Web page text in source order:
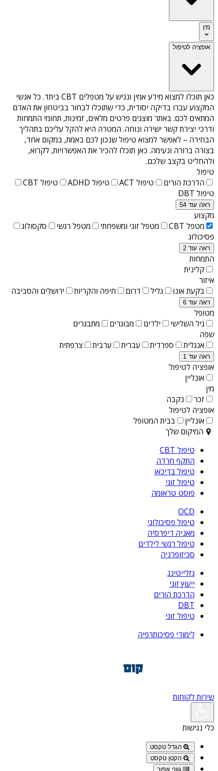
מין
אופציה לטיפול
כאן תוכלו למצוא מידע אמין ונגיש על מטפלים CBT ביתד
. כל אנשי
המקצוע עברו בדיקה יסודית, כדי שתוכלו לבחור בביטחון את האדם
המתאים לכם. באתר מוצגים פרטים מלאים, זמינות, תחומי התמחות
ודרכי יצירת קשר ישירה ונוחה. המטרה היא להקל עליכם בתהליך
הבחירה – לאפשר למצוא טיפול שנכון לכם באמת, במקום אחד,
בצורה ברורה ונעימה. כאן תוכלו להכיר את האפשרויות, לקרוא,
ולהחליט בקצב שלכם.
טיפול
הדרכת הורים
טיפול ACT טיפול ADHD
טיפול CBT
טיפול DBT
ראה עוד 54
מקצוע
מטפל CBT
מטפל זוגי ומשפחתי מטפל רגשי
סקסולוג
פסיכולוג
ראה עוד 2
התמחות
קלינית
איזור
בקעת אונו
גליל דרום חיפה והקריות ירושלים והסביבה
ראה עוד 6
מטופל
גיל השלישי
ילדים מבוגרים
מתבגרים
שפה
אנגלית
ספרדית עברית ערבית צרפתית
ראה עוד 1
אופציה לטיפול
אונליין
מין
זכר
נקבה
אופציה לטיפול
אונליין
בבית המטופל
המיקום שלך
טיפול CBT
התקף חרדה
טיפול בדיכאו
טיפול זוגי
פוסט טראומה
OCD
טיפול פסיכולוגי
מאניה דיפרסיה
טיפול רגשי לילדים
סכיזופרניה
גזלייטינג
ייעוץ זוגי
הדרכת הורים
DBT
טיפול זוגי
לימודי פסיכותרפיה
שירות לקוחות
כלי נגישות
הגדל טקסט
הקטן טקסט
גווני אפור